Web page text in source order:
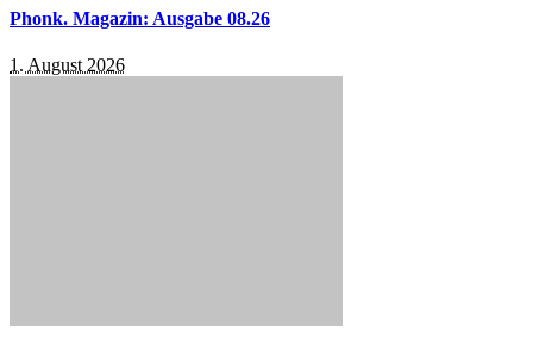
Phonk. Magazin: Ausgabe 08.26
1. August 2026